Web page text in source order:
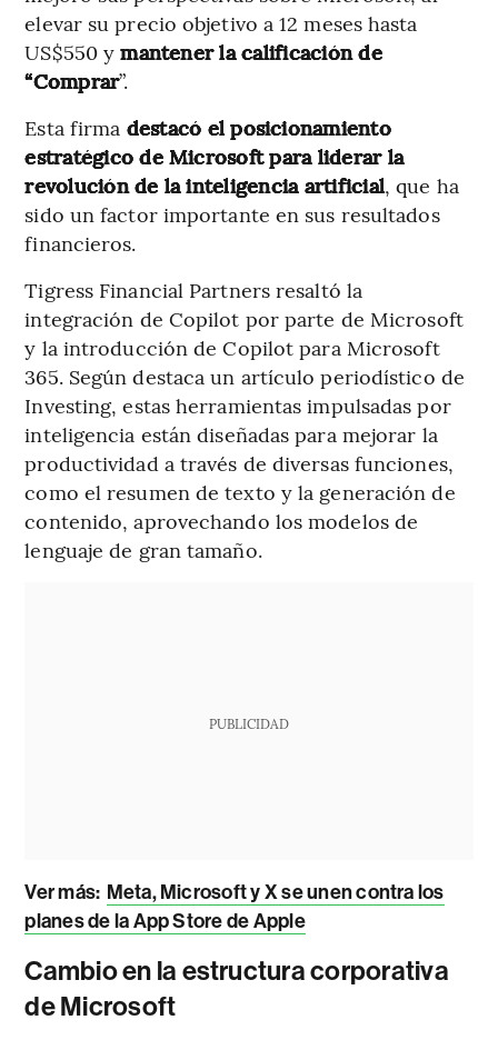
elevar su precio objetivo a 12 meses hasta
US$550 ymantener la calificación de
“Comprar”.
Esta firma destacó el posicionamiento
estratégico de Microsoft para liderar la
revolución de la inteligencia artificial, que ha
sido un factor importante en sus resultados
financieros.
Tigress Financial Partners resaltó la
integración de Copilot por parte de Microsoft
y la introducción de Copilot para Microsoft
365. Según destaca un artículo periodístico de
Investing, estas herramientas impulsadas por
inteligencia están diseñadas para mejorar la
productividad a través de diversas funciones,
como el resumen de texto y la generación de
contenido, aprovechando los modelos de
lenguaje de gran tamaño.
PUBLICIDAD
Ver más: Meta, Microsoft y X se unen contra los
planes de la App Store de Apple
Cambio en la estructura corporativa
de Microsoft